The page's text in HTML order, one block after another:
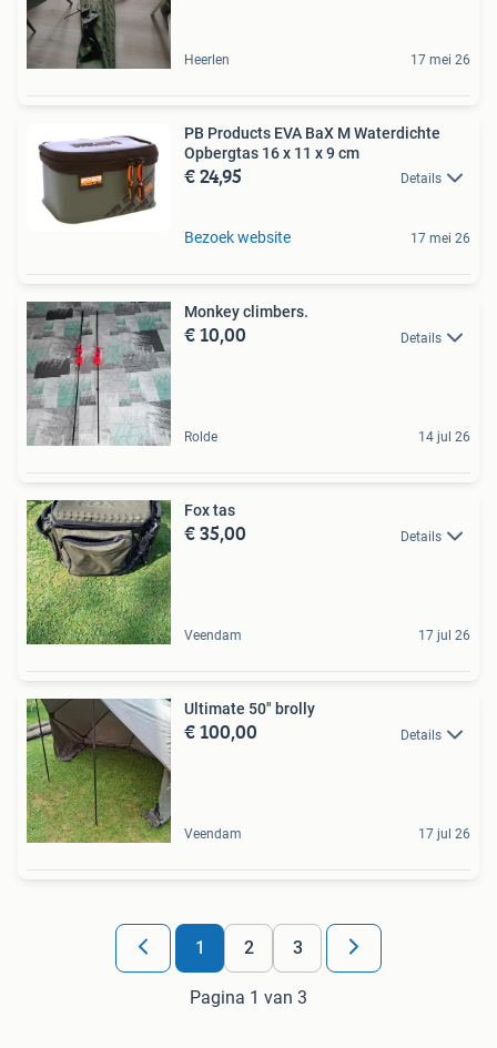
Heerlen 17 mei 26
PB Products EVA BaX M Waterdichte
Opbergtas 16 x 11 x 9 cm
€ 24,95 Details
Bezoek website 17 mei 26
Monkey climbers.
€ 10,00 Details
Rolde 14 jul 26
Fox tas
€ 35,00 Details
Veendam 17 jul 26
Ultimate 50" brolly
€ 100,00 Details
Veendam 17 jul 26
1 2 3
Pagina 1 van 3